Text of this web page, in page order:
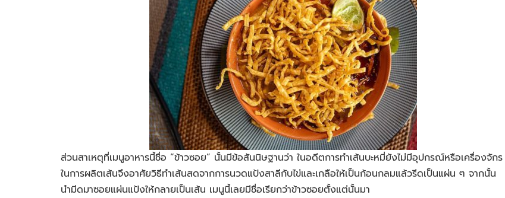
ส่วนสาเหตุที่เมนูอาหารนี้ชื่อ “ข้าวซอย” นั้นมีข้อสันนิษฐานว่า ในอดีตการทำเส้นบะหมี่ยังไม่มีอุปกรณ์หรือเครื่องจักร
ในการผลิตเส้นจึงอาศัยวิธีทำเส้นสดจากการนวดแป้งสาลีกับไข่และเกลือให้เป็นก้อนกลมแล้วรีดเป็นแผ่น ๆ จากนั้น
นำมีดมาซอยแผ่นแป้งให้กลายเป็นเส้น เมนูนี้เลยมีชื่อเรียกว่าข้าวซอยตั้งแต่นั้นมา